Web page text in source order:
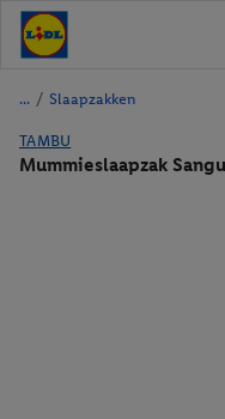
/ Slaapzakken
TAMBU
Mummieslaapzak